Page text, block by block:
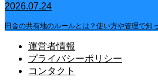
2026.07.24
田舎の共有地のルールとは？使い方や管理で知
運営者情報
プライバシーポリシー
コンタクト